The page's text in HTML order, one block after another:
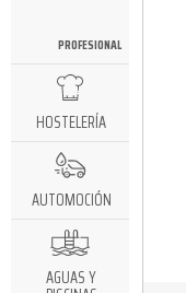
PROFESIONAL
HOSTELERÍA
AUTOMOCIÓN
AGUAS Y